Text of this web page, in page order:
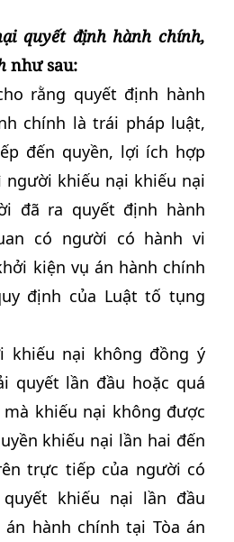
quyết định hành chính,
như sau:
rằng quyết định hành
chính là trái pháp luật,
đến quyền, lợi ích hợp
khiếu nại khiếu nại
đã ra quyết định hành
có người có hành vi
kiện vụ án hành chính
định của Luật tố tụng
khiếu nại không đồng ý
quyết lần đầu hoặc quá
khiếu nại không được
khiếu nại lần hai đến
trực tiếp của người có
khiếu nại lần đầu
hành chính tại Tòa án